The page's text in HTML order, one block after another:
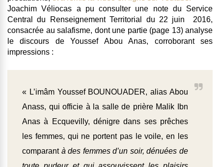
Joachim Véliocas a pu consulter une note du Service
Central du Renseignement Territorial du 22 juin 2016,
consacrée au salafisme, dont une partie (page 13) analyse
le discours de Youssef Abou Anas, corroborant ses
impressions :
« L’imâm Youssef BOUNOUADER, alias Abou
Anass, qui officie à la salle de prière Malik Ibn
Anas à Ecquevilly, dénigre dans ses prêches
les femmes, qui ne portent pas le voile, en les
comparantà des femmes d’un soir, dénuées de